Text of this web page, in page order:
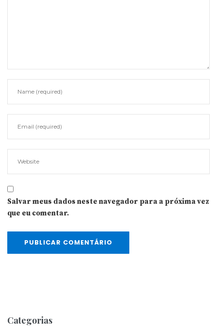
Salvar meus dados neste navegador para a próxima vez
que eu comentar.
Categorias